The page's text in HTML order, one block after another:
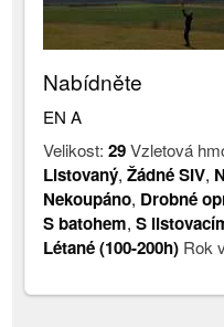
Nabídněte
EN A
Velikost:29Vzletová
Listovaný,Žádné SIV,
Nekoupáno, Drobné
S batohem,S
Létané (100-200h) Rok